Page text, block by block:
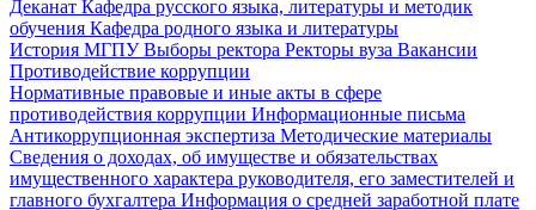
Деканат Кафедра русского языка, литературы и методик
обучения Кафедра родного языка и литературы
История МГПУВыборы ректора Ректоры вуза Вакансии
Противодействие коррупции
Нормативные правовые и иные акты в сфере
противодействия коррупции Информационные письма
Антикоррупционная экспертиза Методические материалы
Сведения о доходах, об имуществе и обязательствах
имущественного характера руководителя, его заместителей и
главного бухгалтера Информация о средней заработной плате